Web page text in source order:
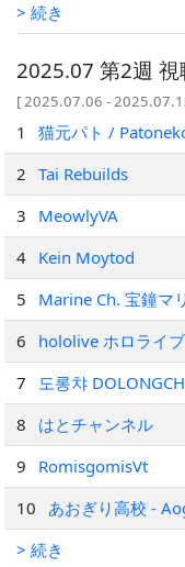
> 続き
2025.07 第2週 視
[ 2025.07.06 -
1 猫元パト /
2
Tai Rebuilds
3
MeowlyVA
4 Kein Moytod
5
Marine Ch. 宝鐘マ
6
hololive ホロライ
7
도롱챠
8
はとチャンネル
9
RomisgomisVt
10
あおぎり高校 -
School
> 続き